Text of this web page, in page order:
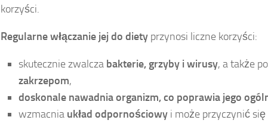
korzyści.
Regularne włączanie jej do diety przynosi liczne korzyści:
skutecznie zwalcza bakterie, grzyby i wirusy, a także
zakrzepom,
doskonale nawadnia organizm, co poprawia jego
wzmacnia układ odpornościowy i może przyczynić